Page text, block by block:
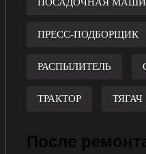
ПРЕСС-ПОДБОРЩИК
РАСПЫЛИТЕЛЬ
ТРАКТОР ТЯГАЧ
После